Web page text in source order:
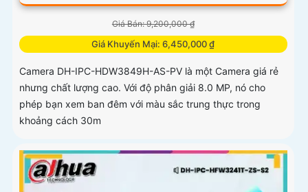
Giá Bán: 9,200,000 ₫
Giá Khuyến Mại: 6,450,000 ₫
Camera DH-IPC-HDW3849H-AS-PV là một Camera giá rẻ
nhưng chất lượng cao. Với độ phân giải 8.0 MP, nó cho
phép bạn xem ban đêm với màu sắc trung thực trong
khoảng cách 30m